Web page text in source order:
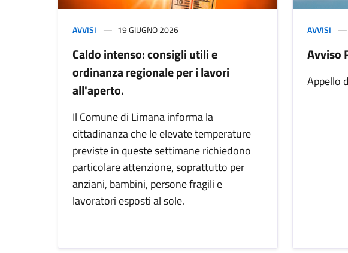
AVVISI 19 GIUGNO 2026
Caldo intenso: consigli utili e
ordinanza regionale per i lavori
all'aperto.
Il Comune di Limana informa la
cittadinanza che le elevate temperature
previste in queste settimane richiedono
particolare attenzione, soprattutto per
anziani, bambini, persone fragili e
lavoratori esposti al sole.
AVVISI
Avviso
Appello